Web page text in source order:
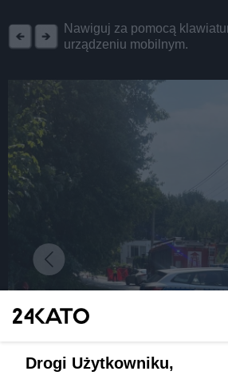
Nawiguj za pomocą
urządzeniu mobilnym.
Drogi Użytkowniku,